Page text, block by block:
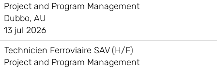
Project and Program Management
Dubbo, AU
13 jul 2026
Technicien Ferroviaire SAV (H/F)
Project and Program Management